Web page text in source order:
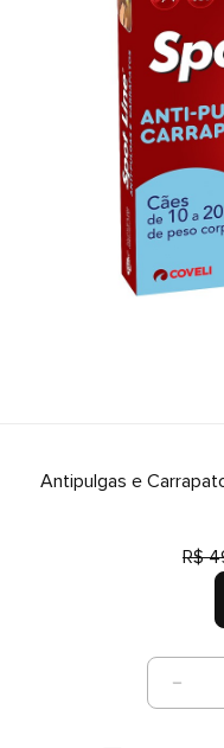
Antipulgas e
R$